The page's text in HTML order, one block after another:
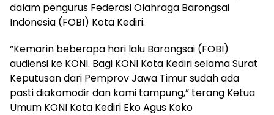
dalam pengurus Federasi Olahraga Barongsai
Indonesia (FOBI) Kota Kediri.
“Kemarin beberapa hari lalu Barongsai (FOBI)
audiensi ke KONI. Bagi KONI Kota Kediri selama Surat
Keputusan dari Pemprov Jawa Timur sudah ada
pasti diakomodir dan kami tampung,” terang Ketua
Umum KONI Kota Kediri Eko Agus Koko